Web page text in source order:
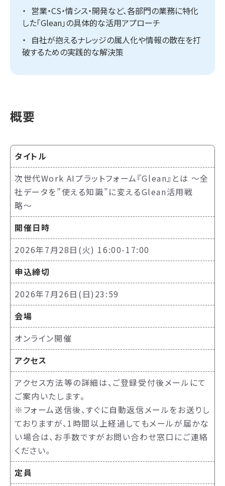
営業・CS・情シス・開発など、各部門の業務に特化
した「Glean」の具体的な活用アプローチ
自社が抱えるナレッジの属人化や情報の散在を打
破するための実践的な解決策
概要
タイトル
次世代Work AIプラットフォーム『Glean』とは 〜全
社データを”使える知識”に変えるGlean活用戦
略〜
開催日時
2026年7月28日(火) 16:00-17:00
申込締切
2026年7月26日(日)23:59
会場
オンライン開催
アクセス
アクセス方法等の詳細は、ご登録受付後メールにて
ご案内いたします。
※フォーム送信後、すぐに自動返信メールをお送りし
ておりますが、1時間以上経過してもメールが届かな
い場合は、お手数ですがお問い合わせ窓口にご連絡
ください。
定員